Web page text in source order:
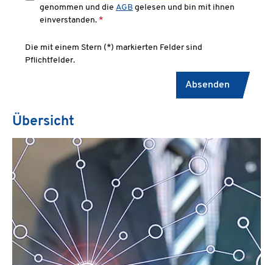
genommen und die AGB gelesen und bin mit ihnen
einverstanden. *
Die mit einem Stern (*) markierten Felder sind
Pflichtfelder.
Absenden
Übersicht